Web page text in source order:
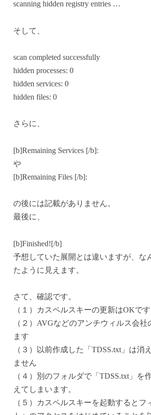
scanning hidden registry entries …
そして、
scan completed successfully
hidden processes: 0
hidden services: 0
hidden files: 0
さらに、
[b]Remaining Services [/b]:
や
[b]Remaining Files [/b]:
の後には記載がありません。
最後に、
[b]Finished![/b]
予想していた展開とは違いますが、な
たように見えます。
さて、確認です。
（１）カスペルスキーの更新はOKです
（２）AVGなどのアンチウィルス会社
ます
（３）以前作成した「TDSS.txt」は消
ません
（４）別のフォルダで「TDSS.txt」を
えてしまいます。
（５）カスペルスキーを起動するとフ